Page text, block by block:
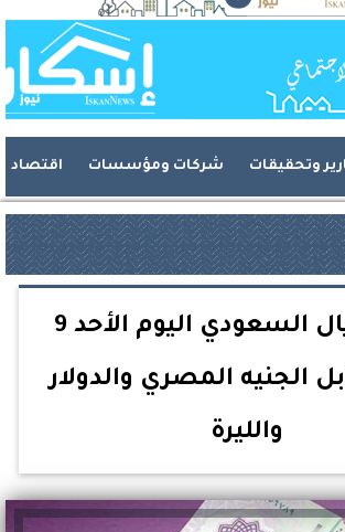
وتحقيقات شركات ومؤسسات اقتصاد
سعر الريال السعودي اليوم الأحد 9
الجنيه المصري والدولار
والليرة